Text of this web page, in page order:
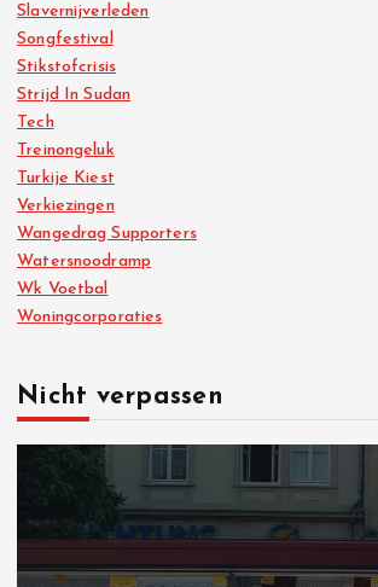
Slavernijverleden
Songfestival
Stikstofcrisis
Strijd In Sudan
Tech
Treinongeluk
Turkije Kiest
Verkiezingen
Wangedrag Supporters
Watersnoodramp
Wk Voetbal
Woningcorporaties
Nicht verpassen